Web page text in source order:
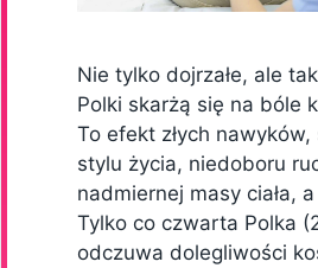
Nie tylko dojrzałe, ale
Polki skarżą się na bóle
To efekt złych
stylu życia, niedoboru
nadmiernej masy ciała,
Tylko co czwarta Polka
odczuwa dolegliwości